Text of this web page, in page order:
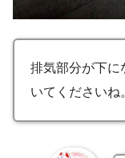
排気部分が下に
いてくださいね